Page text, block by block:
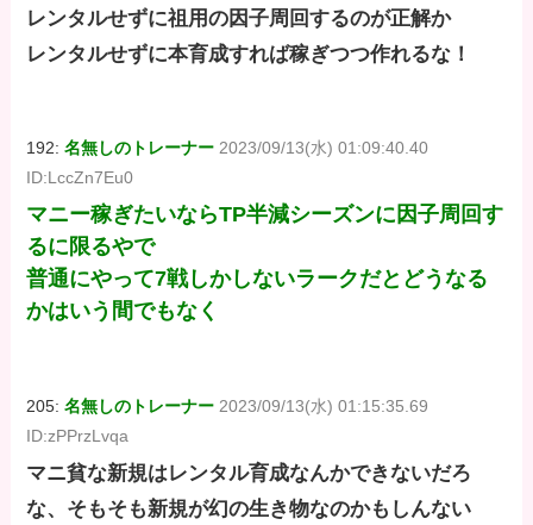
レンタルせずに祖用の因子周回するのが正解か
レンタルせずに本育成すれば稼ぎつつ作れるな！
192:名無しのトレーナー 2023/09/13(水) 01:09:40.40
ID:LccZn7Eu0
マニー稼ぎたいならTP半減シーズンに因子周回す
るに限るやで
普通にやって7戦しかしないラークだとどうなる
かはいう間でもなく
205:名無しのトレーナー 2023/09/13(水) 01:15:35.69
ID:zPPrzLvqa
マニ貧な新規はレンタル育成なんかできないだろ
な、そもそも新規が幻の生き物なのかもしんない